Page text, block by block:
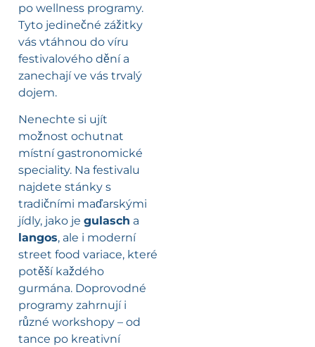
po wellness programy.
Tyto jedinečné zážitky
vás vtáhnou do víru
festivalového dění a
zanechají ve vás trvalý
dojem.
Nenechte si ujít
možnost ochutnat
místní gastronomické
speciality. Na festivalu
najdete stánky s
tradičními maďarskými
jídly, jako je gulasch a
langos, ale i moderní
street food variace, které
potěší každého
gurmána. Doprovodné
programy zahrnují i
různé workshopy – od
tance po kreativní